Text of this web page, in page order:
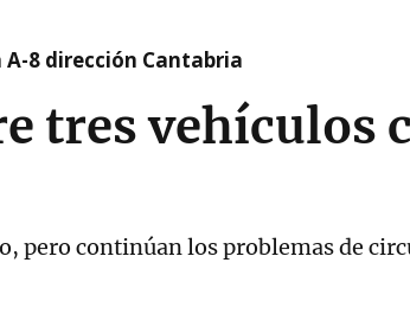
8 dirección Cantabria
tres vehículos
pero continúan los problemas de